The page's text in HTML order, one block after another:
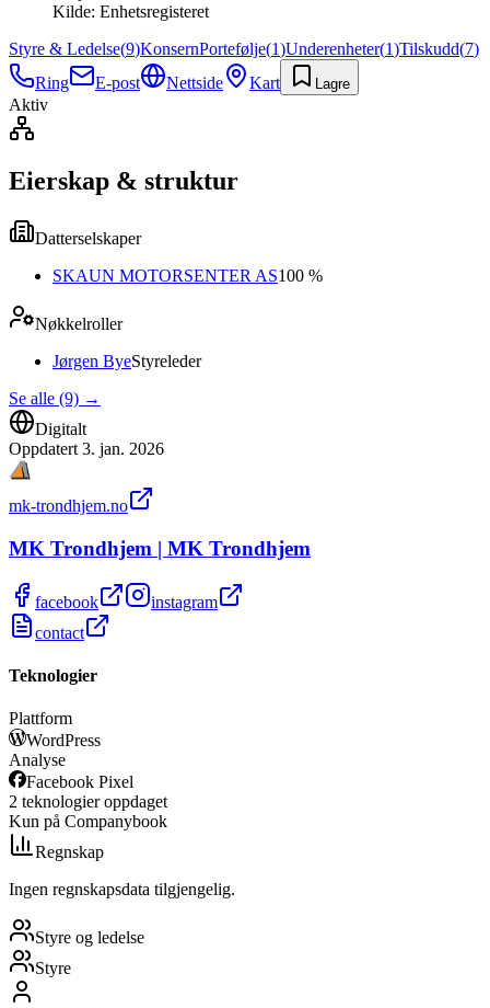
Kilde: Enhetsregisteret
Styre & Ledelse(9)KonsernPortefølje(1)Underenheter(1)Tilskudd(7)
Ring
E-post Nettside Kart Lagre
Aktiv
Eierskap & struktur
Datterselskaper
SKAUN MOTORSENTER AS100 %
Nøkkelroller
Jørgen ByeStyreleder
Se alle (9) →
Digitalt
Oppdatert 3. jan. 2026
mk-trondhjem.no
MK Trondhjem | MK Trondhjem
facebook
instagram
contact
Teknologier
Plattform
WordPress
Analyse
Facebook Pixel
2 teknologier oppdaget
Kun på Companybook
Regnskap
Ingen regnskapsdata tilgjengelig.
Styre og ledelse
Styre